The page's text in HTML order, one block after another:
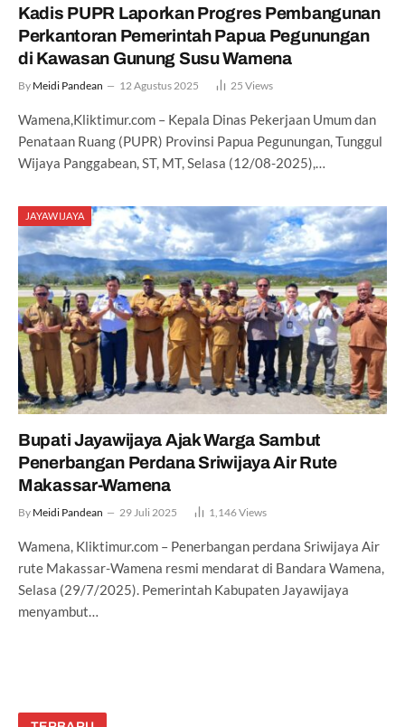
Kadis PUPR Laporkan Progres Pembangunan
Perkantoran Pemerintah Papua Pegunungan
di Kawasan Gunung Susu Wamena
By Meidi Pandean 12 Agustus 2025 25 Views
Wamena,Kliktimur.com – Kepala Dinas Pekerjaan Umum dan
Penataan Ruang (PUPR) Provinsi Papua Pegunungan, Tunggul
Wijaya Panggabean, ST, MT, Selasa (12/08-2025),…
JAYAWIJAYA
Bupati Jayawijaya Ajak Warga Sambut
Penerbangan Perdana Sriwijaya Air Rute
Makassar-Wamena
By Meidi Pandean 29 Juli 2025 1,146Views
Wamena, Kliktimur.com – Penerbangan perdana Sriwijaya Air
rute Makassar-Wamena resmi mendarat di Bandara Wamena,
Selasa (29/7/2025). Pemerintah Kabupaten Jayawijaya
menyambut…